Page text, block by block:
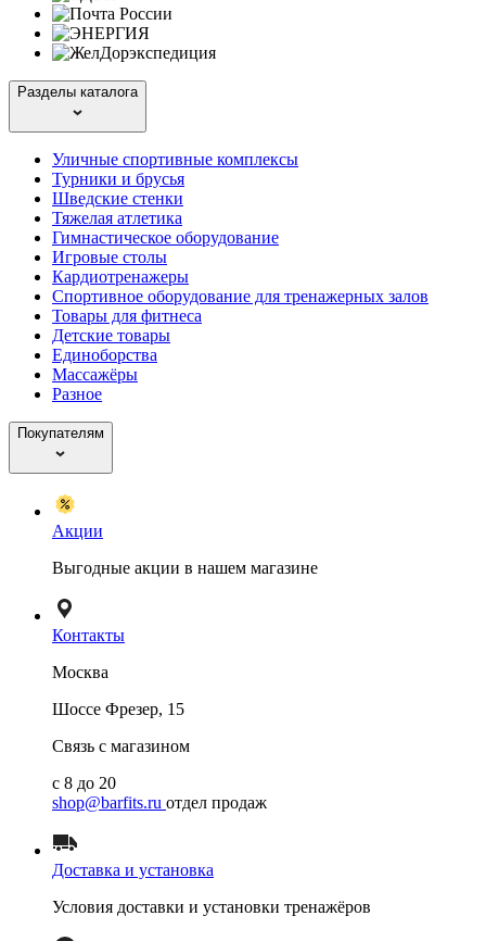
Разделы каталога
Уличные спортивные комплексы
Турники и брусья
Шведские стенки
Тяжелая атлетика
Гимнастическое оборудование
Игровые столы
Кардиотренажеры
Спортивное оборудование для тренажерных залов
Товары для фитнеса
Детские товары
Единоборства
Массажёры
Разное
Покупателям
Акции
Выгодные акции в нашем магазине
Контакты
Москва
Шоссе Фрезер, 15
Связь с магазином
с 8 до 20
shop@barfits.ru отдел продаж
Доставка и установка
Условия доставки и установки тренажёров